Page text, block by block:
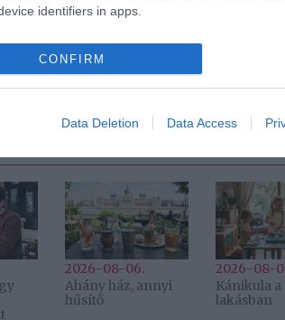
identifiers in apps.
allow Google to enable storage related to
CONFIRM
Data Deletion Data Access
Következő
2026-08-06.
Ahány ház, annyi
hűsítő
2026-08-
Kánikula a
lakásban